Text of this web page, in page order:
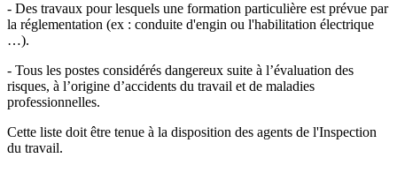
- Des travaux pour lesquels une formation particulière est prévue par
la réglementation (ex : conduite d'engin ou l'habilitation électrique
…).
- Tous les postes considérés dangereux suite à l’évaluation des
risques, à l’origine d’accidents du travail et de maladies
professionnelles.
Cette liste doit être tenue à la disposition des agents de l'Inspection
du travail.